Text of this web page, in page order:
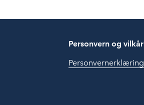
Personvern og vilkår
Personvernerklæring